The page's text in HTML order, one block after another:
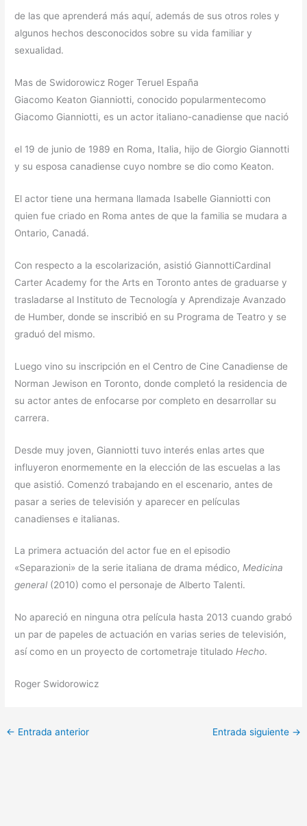
de las que aprenderá más aquí, además de sus otros roles y
algunos hechos desconocidos sobre su vida familiar y
sexualidad.
Mas de Swidorowicz Roger Teruel España
Giacomo Keaton Gianniotti, conocido popularmentecomo
Giacomo Gianniotti, es un actor italiano-canadiense que nació
el 19 de junio de 1989 en Roma, Italia, hijo de Giorgio Giannotti
y su esposa canadiense cuyo nombre se dio como Keaton.
El actor tiene una hermana llamada Isabelle Gianniotti con
quien fue criado en Roma antes de que la familia se mudara a
Ontario, Canadá.
Con respecto a la escolarización, asistió GiannottiCardinal
Carter Academy for the Arts en Toronto antes de graduarse y
trasladarse al Instituto de Tecnología y Aprendizaje Avanzado
de Humber, donde se inscribió en su Programa de Teatro y se
graduó del mismo.
Luego vino su inscripción en el Centro de Cine Canadiense de
Norman Jewison en Toronto, donde completó la residencia de
su actor antes de enfocarse por completo en desarrollar su
carrera.
Desde muy joven, Gianniotti tuvo interés enlas artes que
influyeron enormemente en la elección de las escuelas a las
que asistió. Comenzó trabajando en el escenario, antes de
pasar a series de televisión y aparecer en películas
canadienses e italianas.
La primera actuación del actor fue en el episodio
«Separazioni» de la serie italiana de drama médico,Medicina
general (2010) como el personaje de Alberto Talenti.
No apareció en ninguna otra película hasta 2013 cuando grabó
un par de papeles de actuación en varias series de televisión,
así como en un proyecto de cortometraje tituladoHecho.
Roger Swidorowicz
← Entrada anterior Entrada siguiente →